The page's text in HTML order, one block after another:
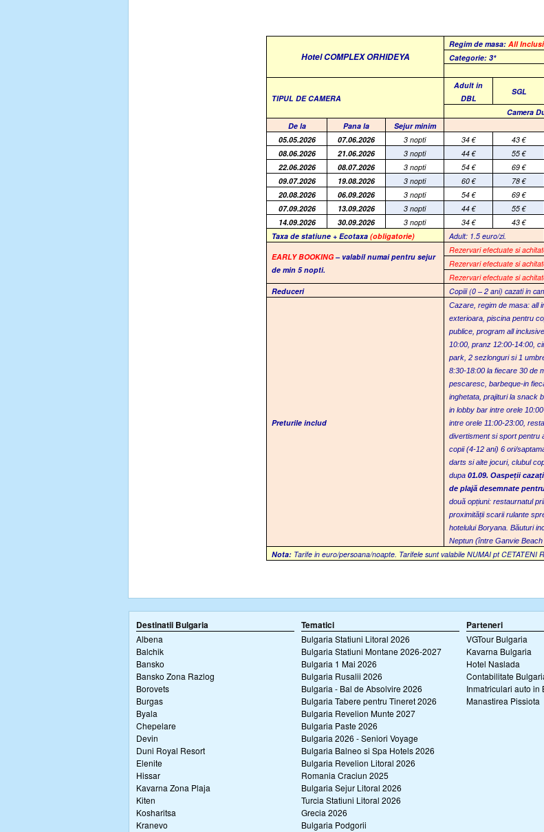
Hotel COMPLEX ORHIDEYA
Regim de masa:All
Categorie: 3*
TIPUL DE CAMERA
Adult in
DBL
SGL
Camera
De la
Pana la
Sejur minim
05.05.2026
07.06.2026 3 nopti 34€ 43€
08.06.2026
21.06.2026 3 nopti 44€ 55€
22.06.2026
08.07.2026 3 nopti 54€ 69€
09.07.2026
19.08.2026 3 nopti 60€ 78€
20.08.2026
06.09.2026 3 nopti 54€ 69€
07.09.2026
13.09.2026 3 nopti 44€ 55€
14.09.2026
30.09.2026 3 nopti 34€ 43€
Taxa de statiune + Ecotaxa(obligatorie) Adult: 1.5 euro/zi.
EARLY BOOKING– valabil numai pentru sejur
de min 5 nopti.
Rezervari efectuate si
Rezervari efectuate si
Rezervari efectuate si
Reduceri
Copiii (0 – 2 ani) cazati in
Preturile includ
Cazare, regim de masa: all
exterioara, piscina pentru
publice, program all
10:00, pranz 12:00-14:00,
park,2 sezlonguri si 1
8:30-18:00 la fiecare 30 de
pescaresc, barbeque-in
inghetata, prajituri la snack
in lobby bar intre orele
intre orele 11:00-23:00, r
divertisment si sport pentru
copii (4-12 ani) 6 ori/
darts si alte jocuri, clubul
dupa01.09.Oaspeții
de plajă desemnate
două opțiuni: restaurnatul
proximității scarii rulante
hotelului Boryana. Băuturi
Neptun (între Ganvie
Nota: Tarife in euro/persoana/noapte. Tarifele sunt valabile NUMAI pt CETATENI
Destinatii Bulgaria
Albena
Balchik
Bansko
Bansko Zona Razlog
Borovets
Burgas
Byala
Chepelare
Devin
Duni Royal Resort
Elenite
Hissar
Kavarna Zona Plaja
Kiten
Kosharitsa
Kranevo
Tematici
Bulgaria Statiuni Litoral 2026
Bulgaria Statiuni Montane 2026-2027
Bulgaria 1 Mai 2026
Bulgaria Rusalii 2026
Bulgaria - Bal de Absolvire 2026
Bulgaria Tabere pentru Tineret 2026
Bulgaria Revelion Munte 2027
Bulgaria Paste 2026
Bulgaria 2026 - Seniori Voyage
Bulgaria Balneo si Spa Hotels 2026
Bulgaria Revelion Litoral 2026
Romania Craciun 2025
Bulgaria Sejur Litoral 2026
Turcia Statiuni Litoral 2026
Grecia 2026
Bulgaria Podgorii
Parteneri
VGTour Bulgaria
Kavarna Bulgaria
Hotel Naslada
Contabilitate
Inmatriculari auto in
Manastirea Pissiota